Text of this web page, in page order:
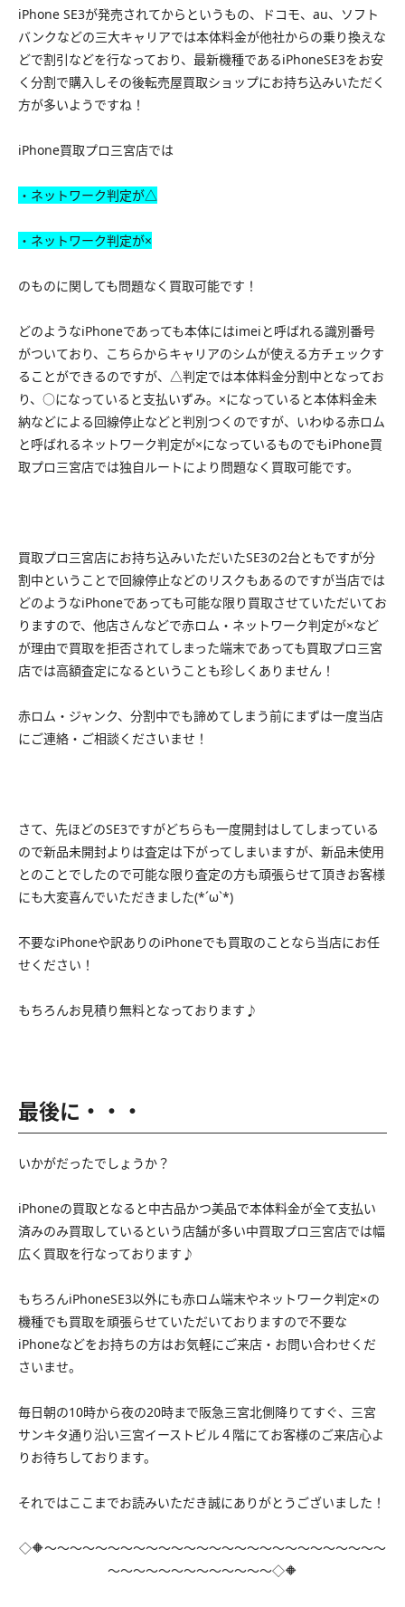
iPhone SE3が発売されてからというもの、ドコモ、au、ソフト
バンクなどの三大キャリアでは本体料金が他社からの乗り換えな
どで割引などを行なっており、最新機種であるiPhoneSE3をお安
く分割で購入しその後転売屋買取ショップにお持ち込みいただく
方が多いようですね！
iPhone買取プロ三宮店では
・ネットワーク判定が△
・ネットワーク判定が×
のものに関しても問題なく買取可能です！
どのようなiPhoneであっても本体にはimeiと呼ばれる識別番号
がついており、こちらからキャリアのシムが使える方チェックす
ることができるのですが、△判定では本体料金分割中となってお
り、○になっていると支払いずみ。×になっていると本体料金未
納などによる回線停止などと判別つくのですが、いわゆる赤ロム
と呼ばれるネットワーク判定が×になっているものでもiPhone買
取プロ三宮店では独自ルートにより問題なく買取可能です。
買取プロ三宮店にお持ち込みいただいたSE3の2台ともですが分
割中ということで回線停止などのリスクもあるのですが当店では
どのようなiPhoneであっても可能な限り買取させていただいてお
りますので、他店さんなどで赤ロム・ネットワーク判定が×など
が理由で買取を拒否されてしまった端末であっても買取プロ三宮
店では高額査定になるということも珍しくありません！
赤ロム・ジャンク、分割中でも諦めてしまう前にまずは一度当店
にご連絡・ご相談くださいませ！
さて、先ほどのSE3ですがどちらも一度開封はしてしまっている
ので新品未開封よりは査定は下がってしまいますが、新品未使用
とのことでしたので可能な限り査定の方も頑張らせて頂きお客様
にも大変喜んでいただきました(*´ω`*)
不要なiPhoneや訳ありのiPhoneでも買取のことなら当店にお任
せください！
もちろんお見積り無料となっております♪
最後に・・・
いかがだったでしょうか？
iPhoneの買取となると中古品かつ美品で本体料金が全て支払い
済みのみ買取しているという店舗が多い中買取プロ三宮店では幅
広く買取を行なっております♪
もちろんiPhoneSE3以外にも赤ロム端末やネットワーク判定×の
機種でも買取を頑張らせていただいておりますので不要な
iPhoneなどをお持ちの方はお気軽にご来店・お問い合わせくだ
さいませ。
毎日朝の10時から夜の20時まで阪急三宮北側降りてすぐ、三宮
サンキタ通り沿い三宮イーストビル４階にてお客様のご来店心よ
りお待ちしております。
それではここまでお読みいただき誠にありがとうございました！
◇🔶～～～～～～～～～～～～～～～～～～～～～～～～～～～
～～～～～～～～～～～～～◇🔶